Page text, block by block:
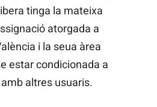
tinga la mateixa
atorgada a
i la seua àrea
estar condicionada a
altres usuaris.